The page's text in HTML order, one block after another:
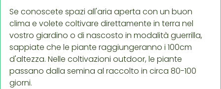
Se conoscete spazi all'aria aperta con un buon
clima e volete coltivare direttamente in terra nel
vostro giardino o di nascosto in modalità guerrilla,
sappiate che le piante raggiungeranno i 100cm
d'altezza. Nelle coltivazioni outdoor, le piante
passano dalla semina al raccolto in circa 80-100
giorni.